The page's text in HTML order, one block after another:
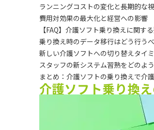
ランニングコストの変化と長期的な
費用対効果の最大化と経営への影響
【FAQ】介護ソフト乗り換えに関す
乗り換え時のデータ移行はどう行う
新しい介護ソフトへの切り替えタイ
スタッフの新システム習熟をどのよ
まとめ：介護ソフトの乗り換えで介
介護ソフト乗り換